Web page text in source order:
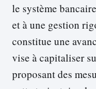
le système
et à une gestion
constitue une
vise à capitaliser
proposant des